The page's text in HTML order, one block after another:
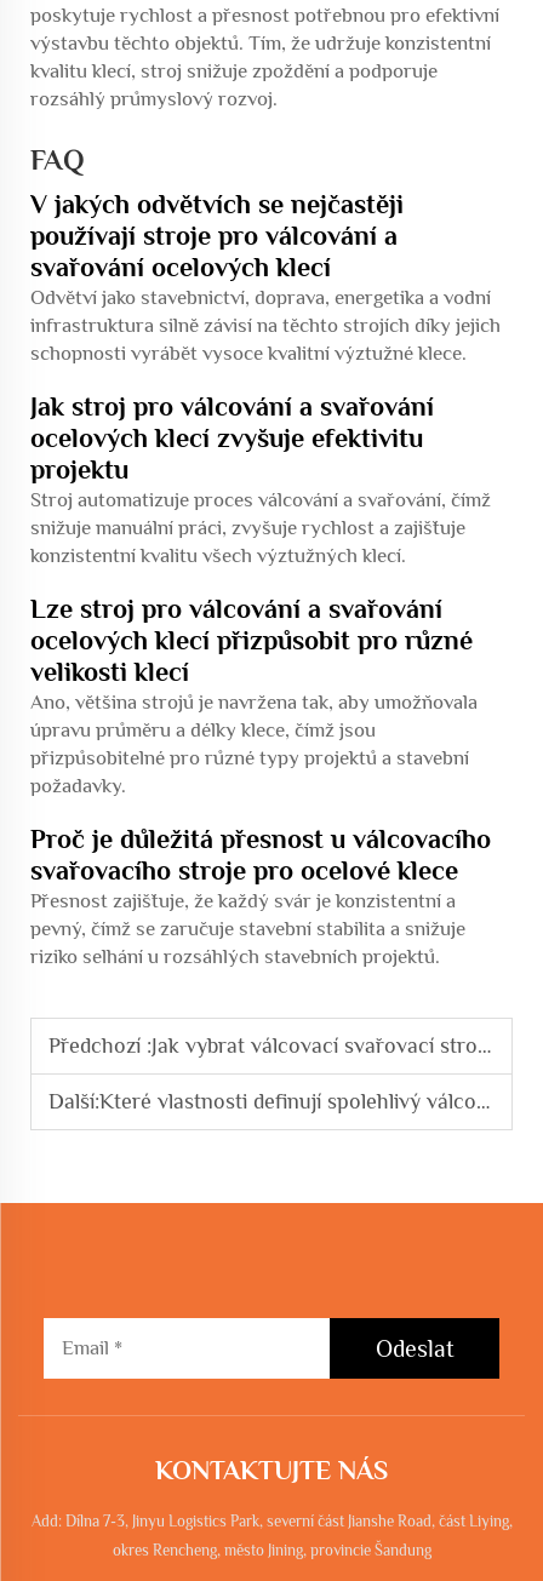
poskytuje rychlost a přesnost potřebnou pro efektivní
výstavbu těchto objektů. Tím, že udržuje konzistentní
kvalitu klecí, stroj snižuje zpoždění a podporuje
rozsáhlý průmyslový rozvoj.
FAQ
V jakých odvětvích se nejčastěji
používají stroje pro válcování a
svařování ocelových klecí
Odvětví jako stavebnictví, doprava, energetika a vodní
infrastruktura silně závisí na těchto strojích díky jejich
schopnosti vyrábět vysoce kvalitní výztužné klece.
Jak stroj pro válcování a svařování
ocelových klecí zvyšuje efektivitu
projektu
Stroj automatizuje proces válcování a svařování, čímž
snižuje manuální práci, zvyšuje rychlost a zajišťuje
konzistentní kvalitu všech výztužných klecí.
Lze stroj pro válcování a svařování
ocelových klecí přizpůsobit pro různé
velikosti klecí
Ano, většina strojů je navržena tak, aby umožňovala
úpravu průměru a délky klece, čímž jsou
přizpůsobitelné pro různé typy projektů a stavební
požadavky.
Proč je důležitá přesnost u válcovacího
svařovacího stroje pro ocelové klece
Přesnost zajišťuje, že každý svár je konzistentní a
pevný, čímž se zaručuje stavební stabilita a snižuje
riziko selhání u rozsáhlých stavebních projektů.
Předchozí :Jak vybrat válcovací svařovací stroj pro ocelovou klec ve stavebnictví
Další:Které vlastnosti definují spolehlivý válcovací svařovací stroj pro ocelovou klec
Odeslat
KONTAKTUJTE NÁS
Add: Dílna 7-3, Jinyu Logistics Park, severní část Jianshe Road, část Liying,
okres Rencheng, město Jining, provincie Šandung